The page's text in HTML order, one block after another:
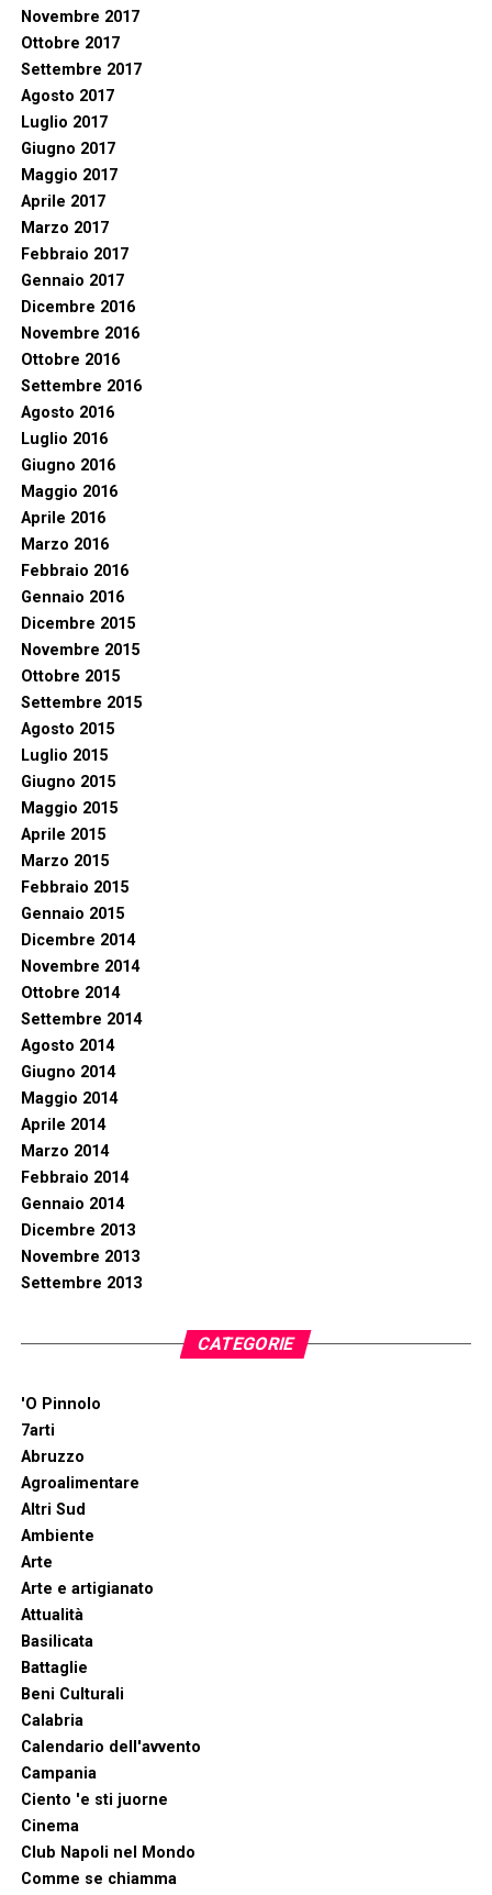
Novembre 2017
Ottobre 2017
Settembre 2017
Agosto 2017
Luglio 2017
Giugno 2017
Maggio 2017
Aprile 2017
Marzo 2017
Febbraio 2017
Gennaio 2017
Dicembre 2016
Novembre 2016
Ottobre 2016
Settembre 2016
Agosto 2016
Luglio 2016
Giugno 2016
Maggio 2016
Aprile 2016
Marzo 2016
Febbraio 2016
Gennaio 2016
Dicembre 2015
Novembre 2015
Ottobre 2015
Settembre 2015
Agosto 2015
Luglio 2015
Giugno 2015
Maggio 2015
Aprile 2015
Marzo 2015
Febbraio 2015
Gennaio 2015
Dicembre 2014
Novembre 2014
Ottobre 2014
Settembre 2014
Agosto 2014
Giugno 2014
Maggio 2014
Aprile 2014
Marzo 2014
Febbraio 2014
Gennaio 2014
Dicembre 2013
Novembre 2013
Settembre 2013
CATEGORIE
'O Pinnolo
7arti
Abruzzo
Agroalimentare
Altri Sud
Ambiente
Arte
Arte e artigianato
Attualità
Basilicata
Battaglie
Beni Culturali
Calabria
Calendario dell'avvento
Campania
Ciento 'e sti juorne
Cinema
Club Napoli nel Mondo
Comme se chiamma